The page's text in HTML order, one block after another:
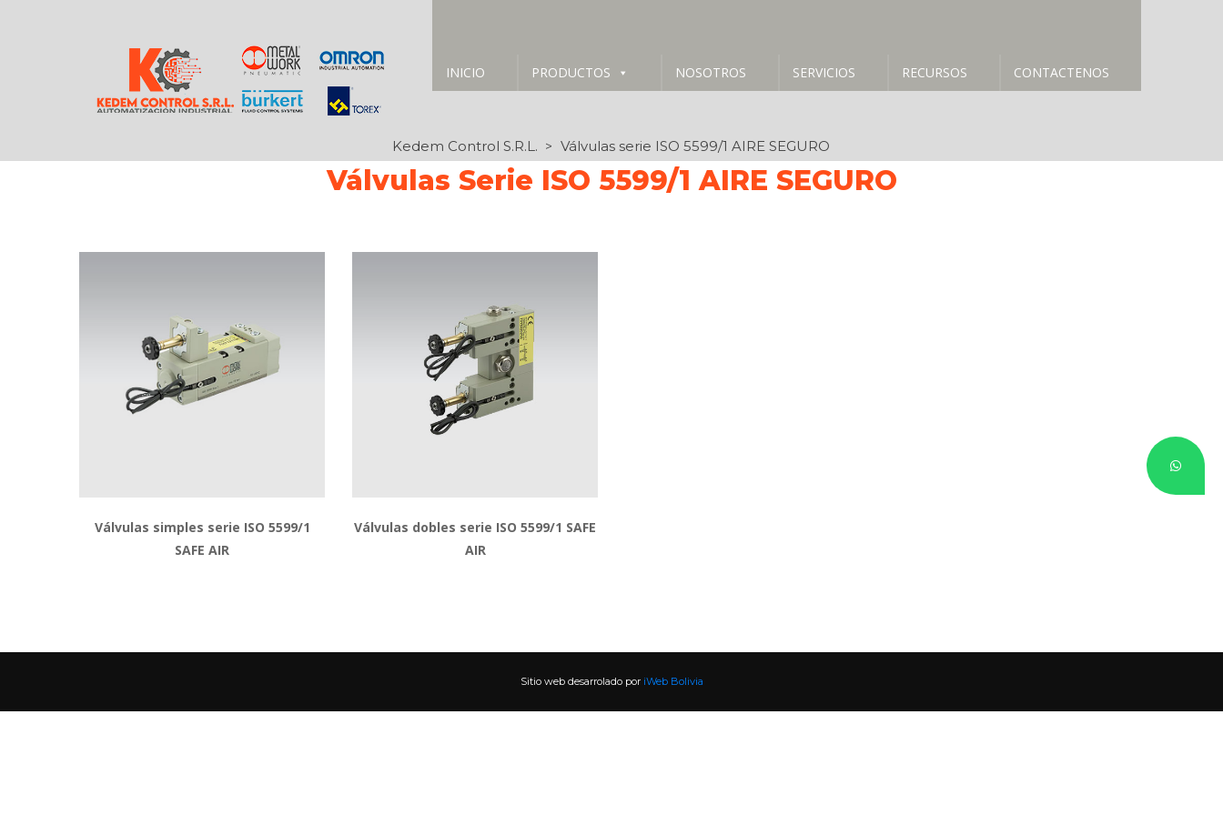
INICIO PRODUCTOS NOSOTROS SERVICIOS RECURSOS CONTACTENOS
Kedem Control S.R.L. > Válvulas serie ISO 5599/1 AIRE SEGURO
Válvulas Serie ISO 5599/1 AIRE SEGURO
Válvulas simples serie ISO 5599/1
SAFE AIR
Válvulas dobles serie ISO 5599/1 SAFE
AIR
Sitio web desarrolado por iWeb Bolivia